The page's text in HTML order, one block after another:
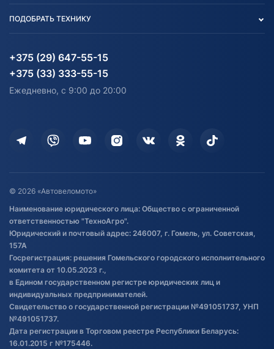
Блог
Карта сайта
Согласие на обработку
Информация до получения
согласия на обработку
Доставка
Дополнительные услуги
Оставить отзыв
Договор публичной оферты
Обработка файлов cookie
Постановка транспорта на учет
Обновления в ЭПТС 2024
Агротехника
Водный транспорт
Электротранспорт
Здоровье
ПОДОБРАТЬ ТЕХНИКУ
Агротехника
Электротранспорт
+375 (29) 647-55-15
+375 (33) 333-55-15
Ежедневно, с 9:00 до 20:00
© 2026 «Автовеломото»
Наименование юридического лица: Общество с ограниченной
ответственностью "ТехноАгро".
Юридический и почтовый адрес: 246007, г. Гомель, ул. Советская,
157А
Госрегистрация: решения Гомельского городского исполнительного
комитета от 10.05.2023 г.,
в Едином государственном регистре юридических лиц и
индивидуальных предпринимателей.
Свидетельство о государственной регистрации №491051737, УНП
№491051737.
Дата регистрации в Торговом реестре Республики Беларусь:
16.01.2015 г №175446.